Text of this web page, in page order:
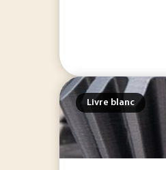
Livre blanc